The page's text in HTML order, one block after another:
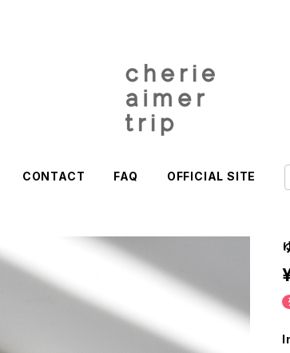
CONTACT FAQ OFFICIAL SITE